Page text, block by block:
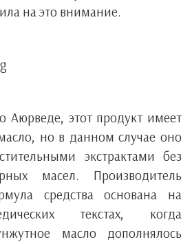
на это внимание.
Аюрведе, этот продукт имеет
но в данном случае оно
экстрактами без
масел. Производитель
средства основана на
текстах, когда
масло дополнялось